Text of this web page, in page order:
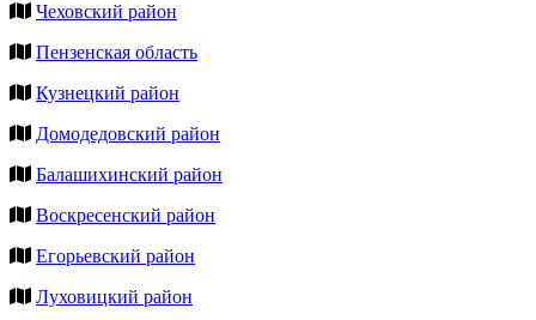
Чеховский район
Пензенская область
Кузнецкий район
Домодедовский район
Балашихинский район
Воскресенский район
Егорьевский район
Луховицкий район